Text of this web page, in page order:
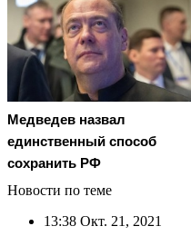
Медведев назвал
единственный способ
сохранить РФ
Новости по теме
13:38 Окт. 21, 2021